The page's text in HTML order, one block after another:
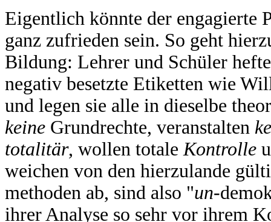
Eigentlich könnte der engagierte
ganz zufrieden sein. So geht
Bildung: Lehrer und Schüler
negativ besetzte Etiketten wie
und legen sie alle in dieselbe
keine Grundrechte, veranstalten
totalitär, wollen totale Kontrolle
weichen von den hierzulande
methoden ab, sind also "un-
ihrer Analyse so sehr vor ihrem